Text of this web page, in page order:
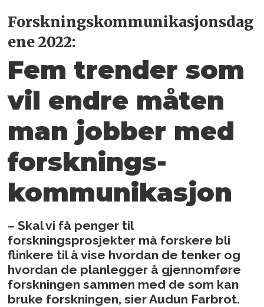
Forskningskommunikasjonsdag
ene 2022:
Fem trender som
vil endre måten
man jobber med
forsknings­
kommunikasjon
– Skal vi få penger til
forskningsprosjekter må forskere bli
flinkere til å vise hvordan de tenker og
hvordan de planlegger å gjennomføre
forskningen sammen med de som kan
bruke forskningen, sier Audun Farbrot.